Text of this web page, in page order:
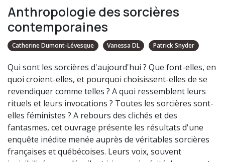
Anthropologie des sorcières
contemporaines
Catherine Dumont-Lévesque Vanessa DL Patrick Snyder
Qui sont les sorcières d'aujourd'hui ? Que font-elles, en
quoi croient-elles, et pourquoi choisissent-elles de se
revendiquer comme telles ? A quoi ressemblent leurs
rituels et leurs invocations ? Toutes les sorcières sont-
elles féministes ? A rebours des clichés et des
fantasmes, cet ouvrage présente les résultats d'une
enquête inédite menée auprès de véritables sorcières
françaises et québécoises. Leurs voix, souvent